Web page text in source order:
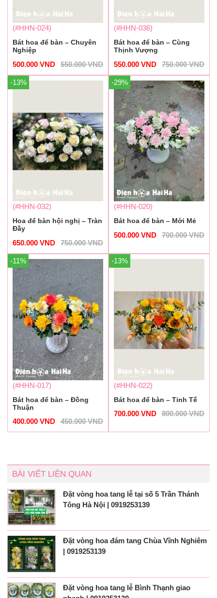
(#HHN-024)
Bát hoa để bàn – Chuyên
Nghiệp
550.000VND
500.000 VND
(#HHN-036)
Bát hoa để bàn – Cùng
Thịnh Vượng
750.000VND
550.000 VND
-13%
(#HHN-032)
Hoa để bàn hội nghị – Tràn
Đầy
750.000VND
650.000 VND
-29%
(#HHN-020)
Bát hoa để bàn – Mới Mẻ
700.000VND
500.000 VND
-11%
(#HHN-017)
Bát hoa để bàn – Đồng
Thuận
450.000VND
400.000 VND
-13%
(#HHN-022)
Bát hoa để bàn – Tinh Tế
800.000VND
700.000 VND
BÀI VIẾT LIÊN QUAN
Đặt vòng hoa tang lễ tại số 5 Trần Thánh
Tông Hà Nội | 0919253139
Đặt vòng hoa đám tang Chùa Vĩnh Nghiêm
| 0919253139
Đặt vòng hoa tang lễ Bình Thạnh giao